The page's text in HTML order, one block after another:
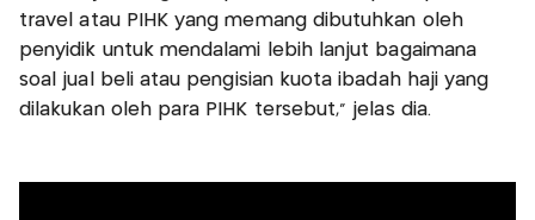
travel atau PIHK yang memang dibutuhkan oleh
penyidik untuk mendalami lebih lanjut bagaimana
soal jual beli atau pengisian kuota ibadah haji yang
dilakukan oleh para PIHK tersebut," jelas dia.